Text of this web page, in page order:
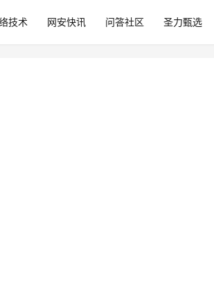
技术 网安快讯 问答社区 圣力甄选